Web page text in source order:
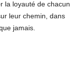
la loyauté de chacun
leur chemin, dans
jamais.